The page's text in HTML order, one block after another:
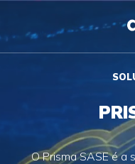
O Prisma SASE é a